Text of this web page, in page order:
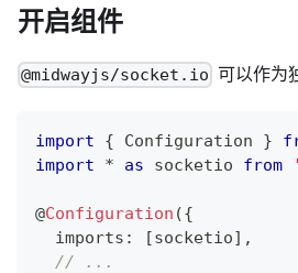
开启组件
@midwayjs/socket.io 可以作为
import { Configuration }
import
* as socketio from
@Configuration ({
  imports
: [socketio] ,
// ...